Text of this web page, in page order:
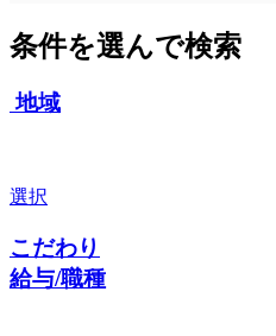
条件を選んで検索
地域
選択
こだわり
給与/職種